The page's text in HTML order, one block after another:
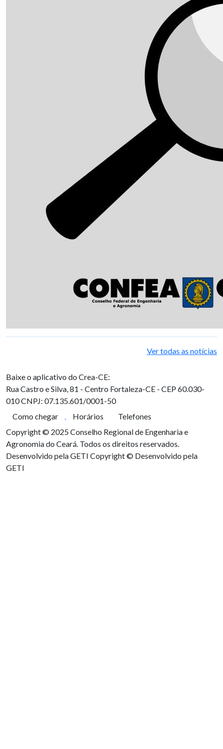
Ver todas as notícias
Baixe o aplicativo do Crea-CE:
Rua Castro e Silva, 81 - Centro Fortaleza-CE - CEP 60.030-
010CNPJ: 07.135.601/0001-50
Como chegar
Horários
Telefones
Copyright © 2025 Conselho Regional de Engenharia e
Agronomia do Ceará. Todos os direitos reservados.
Desenvolvido pela GETI Copyright © Desenvolvido pela
GETI